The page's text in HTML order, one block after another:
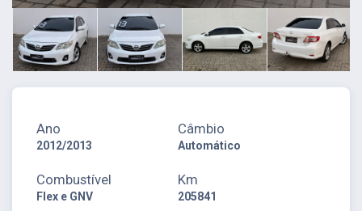
Ano
2012/2013
Câmbio
Automático
Combustível
Flex e GNV
Km
205841